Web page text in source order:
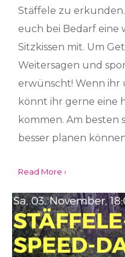
Stäffele zu erkunden.
euch bei Bedarf eine
Sitzkissen mit. Um
Weitersagen und
erwünscht! Wenn
könnt ihr gerne eine
kommen. Am besten
besser planen
Read More ›